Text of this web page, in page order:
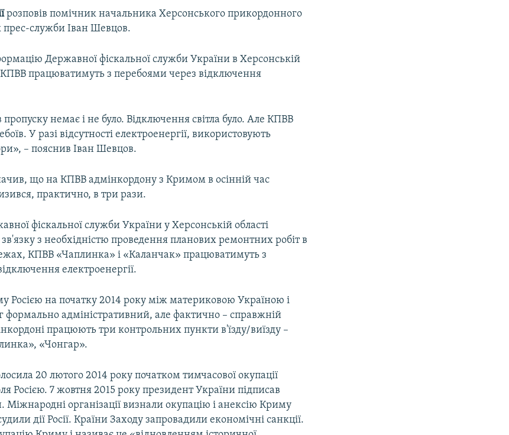
розповів помічник начальника Херсонського прикордонного
прес-служби Іван Шевцов.
Державної фіскальної служби України в Херсонській
КПВВ працюватимуть з перебоями через відключення
пропуску немає і не було. Відключення світла було. Але КПВВ
У разі відсутності електроенергії, використовують
– пояснив Іван Шевцов.
що на КПВВ адмінкордону з Кримом в осінній час
практично, в три рази.
фіскальної служби України у Херсонській області
з необхідністю проведення планових ремонтних робіт в
КПВВ «Чаплинка» і «Каланчак» працюватимуть з
електроенергії.
Росією на початку 2014 року між материковою Україною і
формально адміністративний, але фактично – справжній
працюють три контрольних пункти в'їзду/виїзду –
«Чонгар».
20 лютого 2014 року початком тимчасової окупації
Росією. 7 жовтня 2015 року президент України підписав
Міжнародні організації визнали окупацію і анексію Криму
дії Росії. Країни Заходу запровадили економічні санкції.